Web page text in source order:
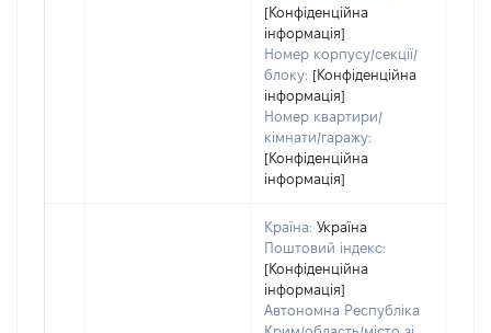
[Конфіденційна
інформація]
Номер корпусу/секції/
блоку: [Конфіденційна
інформація]
Номер квартири/
кімнати/гаражу:
[Конфіденційна
інформація]
Країна: Україна
Поштовий індекс:
[Конфіденційна
інформація]
Автономна Республіка